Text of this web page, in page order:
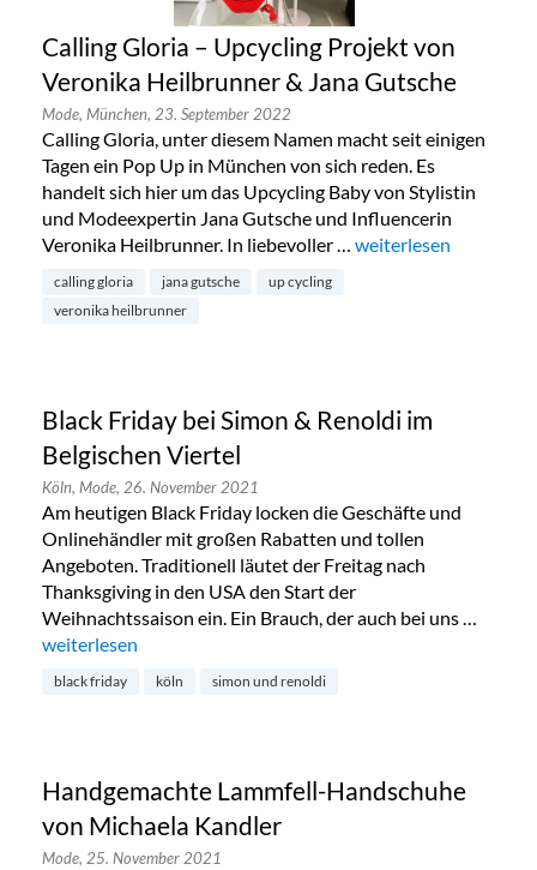
Calling Gloria – Upcycling Projekt von
Veronika Heilbrunner & Jana Gutsche
Mode, München, 23. September 2022
Calling Gloria, unter diesem Namen macht seit einigen
Tagen ein Pop Up in München von sich reden. Es
handelt sich hier um das Upcycling Baby von Stylistin
und Modeexpertin Jana Gutsche und Influencerin
Veronika Heilbrunner. In liebevoller … „Calling Gloria –
weiterlesen
calling gloria jana gutsche
up cycling
veronika heilbrunner
Black Friday bei Simon & Renoldi im
Belgischen Viertel
Köln, Mode, 26. November 2021
Am heutigen Black Friday locken die Geschäfte und
Onlinehändler mit großen Rabatten und tollen
Angeboten. Traditionell läutet der Freitag nach
Thanksgiving in den USA den Start der
Weihnachtssaison ein. Ein Brauch, der auch bei uns …
„Black Friday bei Simon & Renoldi im Belgischen Viertel“
weiterlesen
black friday köln simon und renoldi
Handgemachte Lammfell-Handschuhe
von Michaela Kandler
Mode, 25. November 2021